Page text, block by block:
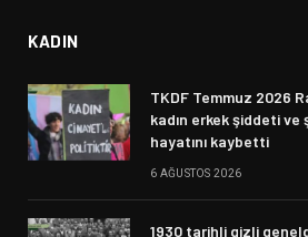
KADIN
TKDF Temmuz 2026
kadın erkek şiddeti
hayatını kaybetti
6 AĞUSTOS 2026
1930 tarihli gizli